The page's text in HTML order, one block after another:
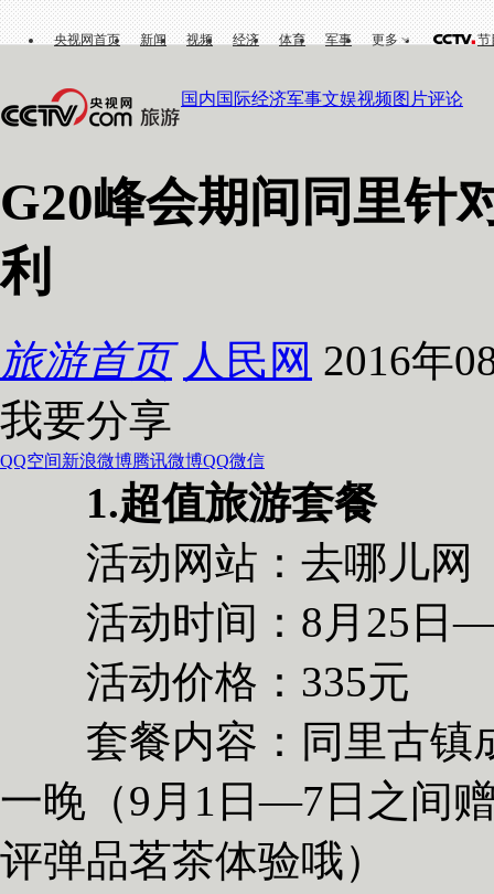
央视网首页 新闻 视频 经济 体育 军事 更多 节
国内国际经济军事文娱视频图片评论
G20峰会期间同里针
利
旅游首页 人民网 2016年
我要分享
QQ空间新浪微博腾讯微博QQ微信
1.超值旅游套餐
活动网站：去哪儿网
活动时间：8月25日
活动价格：335元
套餐内容：同里古镇
一晚（9月1日—7日之间
评弹品茗茶体验哦）